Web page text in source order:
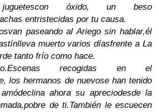
con óxido, un beso
entristecidas por tu causa.
van paseando al Ariego sin hablar,él
lleva muerto varios díasfrente a La
de tanto frío como hace.
Escenas recogidas en el
los hermanos de nuevose han tenido
declina ahora su apreciodesde la
pobre de ti.También le escuecen